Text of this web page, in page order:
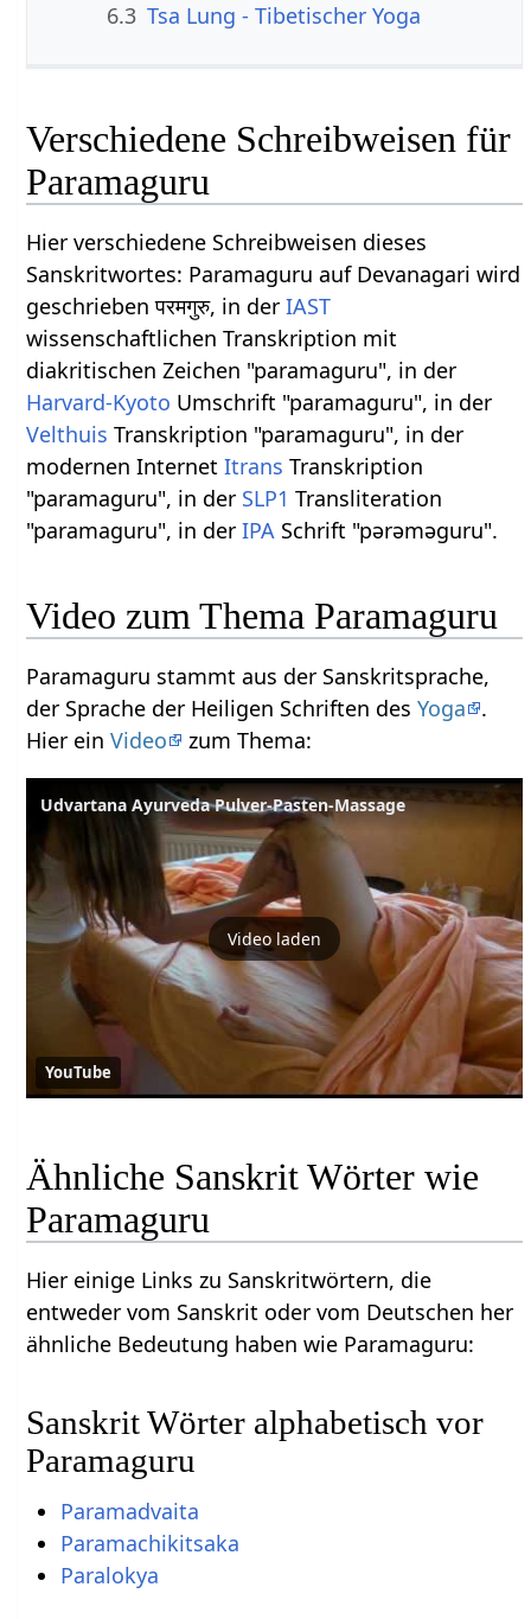
6.3 Tsa Lung - Tibetischer Yoga
Verschiedene Schreibweisen für
Paramaguru
Hier verschiedene Schreibweisen dieses
Sanskritwortes: Paramaguru auf Devanagari wird
geschrieben परमगुरु, in derIAST
wissenschaftlichen Transkription mit
diakritischen Zeichen "paramaguru", in der
Harvard-Kyoto Umschrift "paramaguru", in der
Velthuis Transkription "paramaguru", in der
modernen InternetItrans Transkription
"paramaguru", in der SLP1 Transliteration
"paramaguru", in derIPA Schrift "pərəməɡuru".
Video zum Thema Paramaguru
Paramaguru stammt aus der Sanskritsprache,
der Sprache der Heiligen Schriften desYoga
.
Hier einVideo zum Thema:
Udvartana Ayurveda Pulver-Pasten-Massage
Video laden
YouTube
Ähnliche Sanskrit Wörter wie
Paramaguru
Hier einige Links zu Sanskritwörtern, die
entweder vom Sanskrit oder vom Deutschen her
ähnliche Bedeutung haben wie Paramaguru:
Sanskrit Wörter alphabetisch vor
Paramaguru
Paramadvaita
Paramachikitsaka
Paralokya